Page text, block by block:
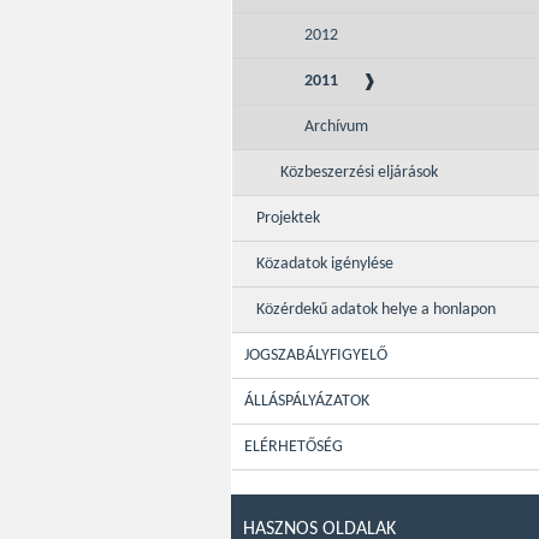
2012
2011
Archívum
Közbeszerzési eljárások
Projektek
Közadatok igénylése
Közérdekű adatok helye a honlapon
JOGSZABÁLYFIGYELŐ
ÁLLÁSPÁLYÁZATOK
ELÉRHETŐSÉG
HASZNOS OLDALAK